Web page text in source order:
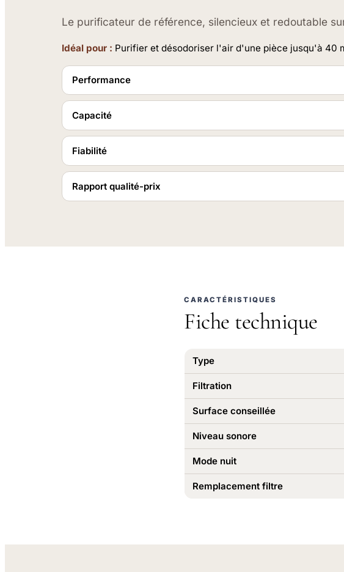
Le purificateur de référence, silencieux et redoutable
Idéal pour : Purifier et désodoriser l'air d'une pièce jusqu'à 40
Performance
Capacité
Fiabilité
Rapport qualité-prix
CARACTÉRISTIQUES
Fiche technique
Type
Filtration
Surface conseillée
Niveau sonore
Mode nuit
Remplacement filtre